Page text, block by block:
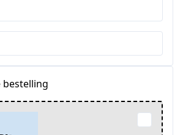
bestelling